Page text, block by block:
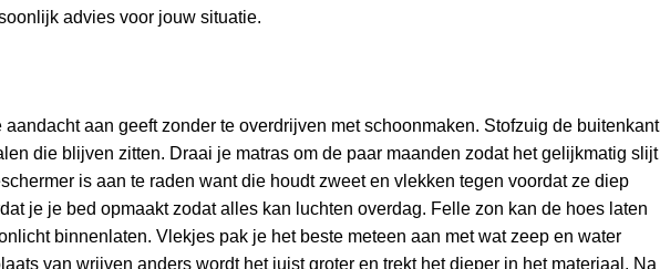
advies voor jouw situatie.
aan geeft zonder te overdrijven met schoonmaken. Stofzuig de buitenkant
die blijven zitten. Draai je matras om de paar maanden zodat het gelijkmatig slijt
is aan te raden want die houdt zweet en vlekken tegen voordat ze diep
je je bed opmaakt zodat alles kan luchten overdag. Felle zon kan de hoes laten
binnenlaten. Vlekjes pak je het beste meteen aan met wat zeep en water
van wrijven anders wordt het juist groter en trekt het dieper in het materiaal. Na